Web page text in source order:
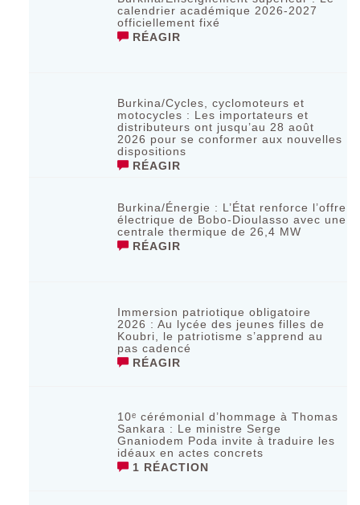
calendrier académique 2026-2027
officiellement fixé
RÉAGIR
Burkina/Cycles, cyclomoteurs et
motocycles : Les importateurs et
distributeurs ont jusqu’au 28 août
2026 pour se conformer aux nouvelles
dispositions
RÉAGIR
Burkina/Énergie : L’État renforce l’offre
électrique de Bobo-Dioulasso avec une
centrale thermique de 26,4 MW
RÉAGIR
Immersion patriotique obligatoire
2026 : Au lycée des jeunes filles de
Koubri, le patriotisme s’apprend au
pas cadencé
RÉAGIR
10ᵉ cérémonial d’hommage à Thomas
Sankara : Le ministre Serge
Gnaniodem Poda invite à traduire les
idéaux en actes concrets
1 RÉACTION